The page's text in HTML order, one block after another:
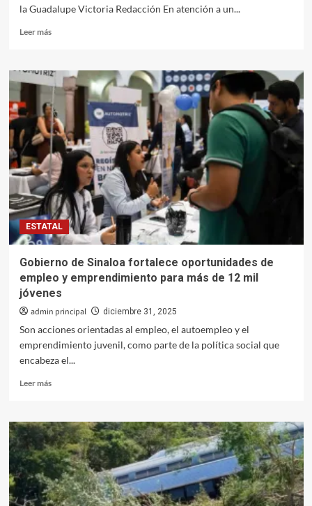
la Guadalupe Victoria Redacción En atención a un...
Leer másLeer
Para
accidentes,
exhorta
PC
Culiacán
a
dar
mantenimiento
a
instalaciones
de
gas
ESTATAL
Gobierno de Sinaloa fortalece oportunidades de
empleo y emprendimiento para más de 12 mil
jóvenes
admin principal diciembre 31, 2025
Son acciones orientadas al empleo, el autoempleo y el
emprendimiento juvenil, como parte de la política social que
encabeza el...
Leer másLeer
Gobierno
de
Sinaloa
fortalece
oportunidades
de
empleo